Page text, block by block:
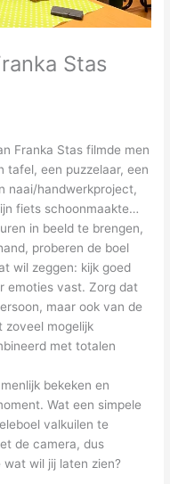
Stas
Franka Stas filmde men
tafel, een puzzelaar, een
naai/handwerkproject,
fiets schoonmaakte…
in beeld te brengen,
proberen de boel
wil zeggen: kijk goed
emoties vast. Zorg dat
maar ook van de
zoveel mogelijk
met totalen
bekeken en
Wat een simpele
valkuilen te
de camera, dus
wil jij laten zien?